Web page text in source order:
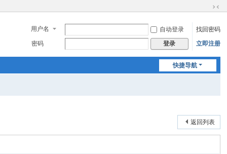
换
到
窄
用户名 自动登录
找回密码
密码
登录 立即注册
快捷导航
返回列表